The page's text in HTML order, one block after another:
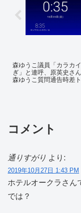
森ゆうこ議員「カラカ
ぎ」と連呼、原英史さ
森ゆうこ質問通告時差
コメント
通りすがり より:
2019年10月27日 1:43 PM
ホテルオークラさん
では？